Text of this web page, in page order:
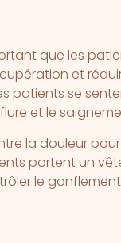
que les
et
patients se
et le
la douleur
portent un
le